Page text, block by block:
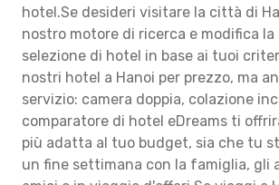
hotel.Se desideri visitare la città di
nostro motore di ricerca e modifica la
selezione di hotel in base ai tuoi
nostri hotel a Hanoi per prezzo, ma
servizio: camera doppia, colazione
comparatore di hotel eDreams ti
più adatta al tuo budget, sia che tu
un fine settimana con la famiglia, gli